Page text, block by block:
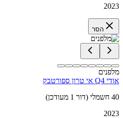
2023
הסר
מלפנים
אודי Q4 אי טרון ספורטבק
40 חשמלי (דור 1 מעודכן)
2023